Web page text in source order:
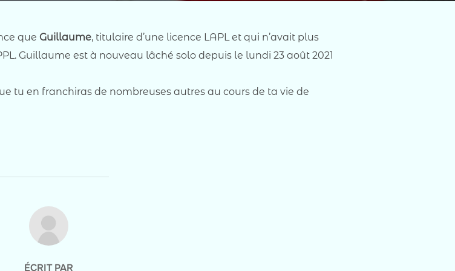
que Guillaume, titulaire d’une licence LAPL et qui n’avait plus
Guillaume est à nouveau lâché solo depuis le lundi 23 août 2021
tu en franchiras de nombreuses autres au cours de ta vie de
DE LA PUBLICATION
ÉCRIT PAR